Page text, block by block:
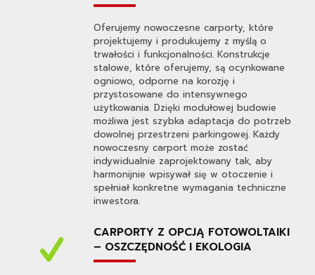
Oferujemy nowoczesne carporty, które
projektujemy i produkujemy z myślą o
trwałości i funkcjonalności. Konstrukcje
stalowe, które oferujemy, są ocynkowane
ogniowo, odporne na korozję i
przystosowane do intensywnego
użytkowania. Dzięki modułowej budowie
możliwa jest szybka adaptacja do potrzeb
dowolnej przestrzeni parkingowej. Każdy
nowoczesny carport może zostać
indywidualnie zaprojektowany tak, aby
harmonijnie wpisywał się w otoczenie i
spełniał konkretne wymagania techniczne
inwestora.
CARPORTY Z OPCJĄ FOTOWOLTAIKI
– OSZCZĘDNOŚĆ I EKOLOGIA